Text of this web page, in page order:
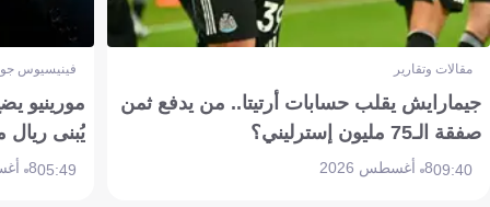
مقالات وتقارير
جيمارايش يقلب حسابات أرتيتا.. من يدفع ثمن
صفقة الـ75 مليون إسترليني؟
09:408 أغسطس 2026
فينيسيوس
مورينيو
يُبنى ريال
05:498 أغسطس 2026